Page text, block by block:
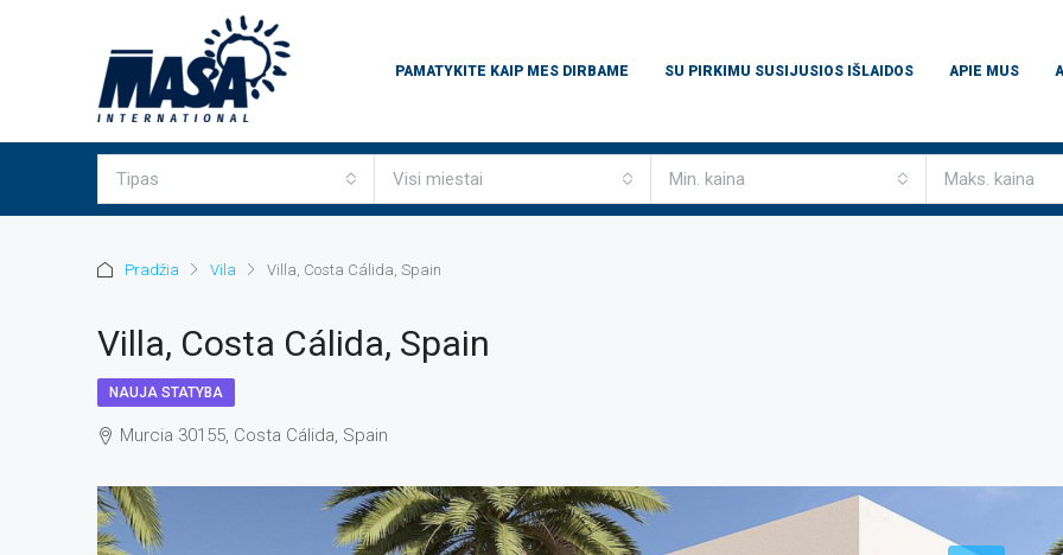
PAMATYKITE KAIP MES DIRBAME SU PIRKIMU SUSIJUSIOS IŠLAIDOS APIE MUS
Tipas Visi miestai Min. kaina Maks. kaina
Pradžia Vila Villa, Costa Cálida, Spain
Villa, Costa Cálida, Spain
NAUJA STATYBA
Murcia 30155, Costa Cálida, Spain